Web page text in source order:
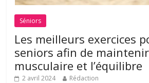
Séniors
Les meilleurs exercices
seniors afin de
musculaire et l’équilibre
2 avril 2024 Rédaction